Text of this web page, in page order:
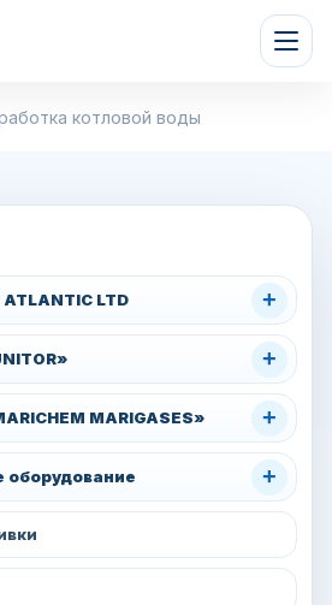
котловой воды
LTD +
+
MARIGASES» +
оборудование +